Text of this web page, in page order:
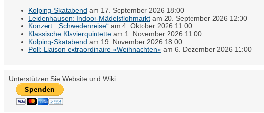
Kolping-Skatabend am 17. September 2026 18:00
Leidenhausen: Indoor-Mädelsflohmarkt am 20. September 2026 12:00
Konzert: „Schwedenreise“ am 4. Oktober 2026 11:00
Klassische Klavierquintette am 1. November 2026 11:00
Kolping-Skatabend am 19. November 2026 18:00
Poll: Liaison extraordinaire »Weihnachten« am 6. Dezember 2026 11:00
Unterstützen Sie Website und Wiki: